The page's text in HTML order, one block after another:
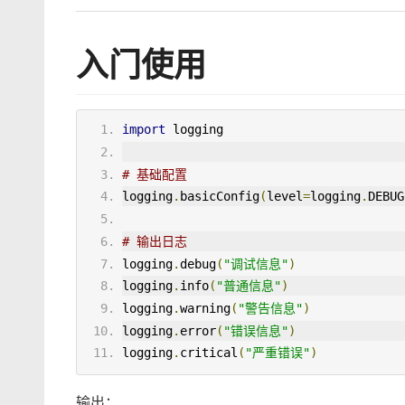
入门使用
import logging
# 基础配置
logging. basicConfig(level=logging. DEBUG
# 输出日志
logging.debug( "调试信息")
logging. info( "普通信息")
logging.warning( "警告信息")
logging. error( "错误信息")
logging. critical ( "严重错误")